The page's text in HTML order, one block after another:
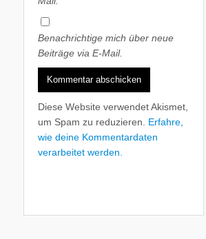
Benachrichtige mich über neue
Beiträge via E-Mail.
Diese Website verwendet Akismet,
um Spam zu reduzieren. Erfahre,
wie deine Kommentardaten
verarbeitet werden.